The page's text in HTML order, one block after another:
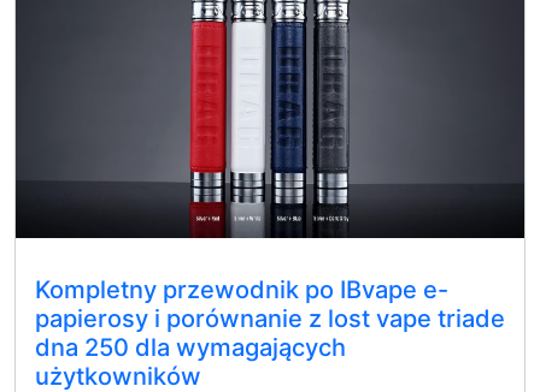
Kompletny przewodnik po IBvape e-
papierosy i porównanie z lost vape triade
dna 250 dla wymagających
użytkowników